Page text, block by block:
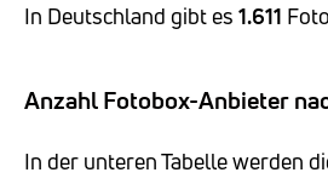
In Deutschland gibt es 1.611
Anzahl Fotobox-Anbieter
In der unteren Tabelle werden